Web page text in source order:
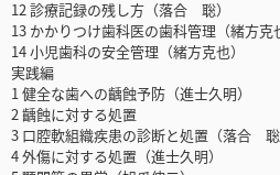
12 診療記録の残し方（落合 聡）
13 かかりつけ歯科医の歯科管理（緒方克
14 小児歯科の安全管理（緒方克也）
実践編
1 健全な歯への齲蝕予防（進士久明）
2 齲蝕に対する処置
3 口腔軟組織疾患の診断と処置（落合 聡
4 外傷に対する処置（進士久明）